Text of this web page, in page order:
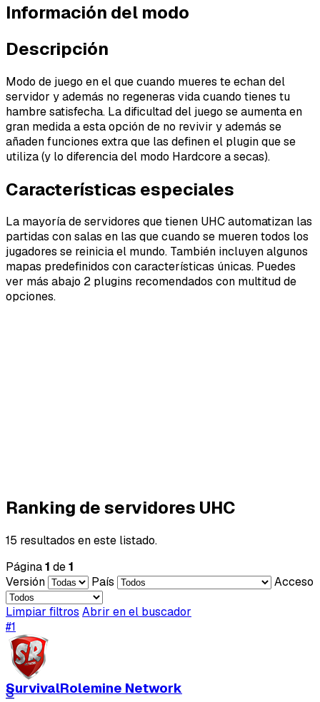
Información del modo
Descripción
Modo de juego en el que cuando mueres te echan del
servidor y además no regeneras vida cuando tienes tu
hambre satisfecha. La dificultad del juego se aumenta en
gran medida a esta opción de no revivir y además se
añaden funciones extra que las definen el plugin que se
utiliza (y lo diferencia del modo Hardcore a secas).
Características especiales
La mayoría de servidores que tienen UHC automatizan las
partidas con salas en las que cuando se mueren todos los
jugadores se reinicia el mundo. También incluyen algunos
mapas predefinidos con características únicas. Puedes
ver más abajo 2 plugins recomendados con multitud de
opciones.
Ranking de servidores UHC
15 resultados en este listado.
Página1 de1
Versión
País
Acceso
Limpiar filtros Abrir en el buscador
#1
S
SurvivalRolemine Network